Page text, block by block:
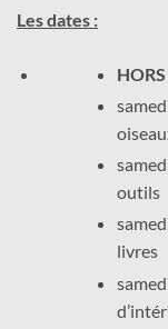
Les dates :
outils
livres